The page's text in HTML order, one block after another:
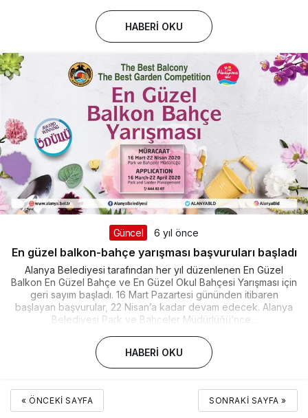
HABERI OKU
Güncel 6 yıl önce
En güzel balkon-bahçe yarışması başvuruları başladı
Alanya Belediyesi tarafından her yıl düzenlenen En Güzel
Balkon En Güzel Bahçe ve En Güzel Okul Bahçesi Yarışması için
geri sayım başladı. 16 Mart Pazartesi gününden itibaren
başlayan başvurular, 22 Nisan’a kadar devam edecek. Alanya
Belediyesi Park ve Bahçeler Müdürlüğü’nce...
HABERI OKU
« ÖNCEKI SAYFA SONRAKI SAYFA »